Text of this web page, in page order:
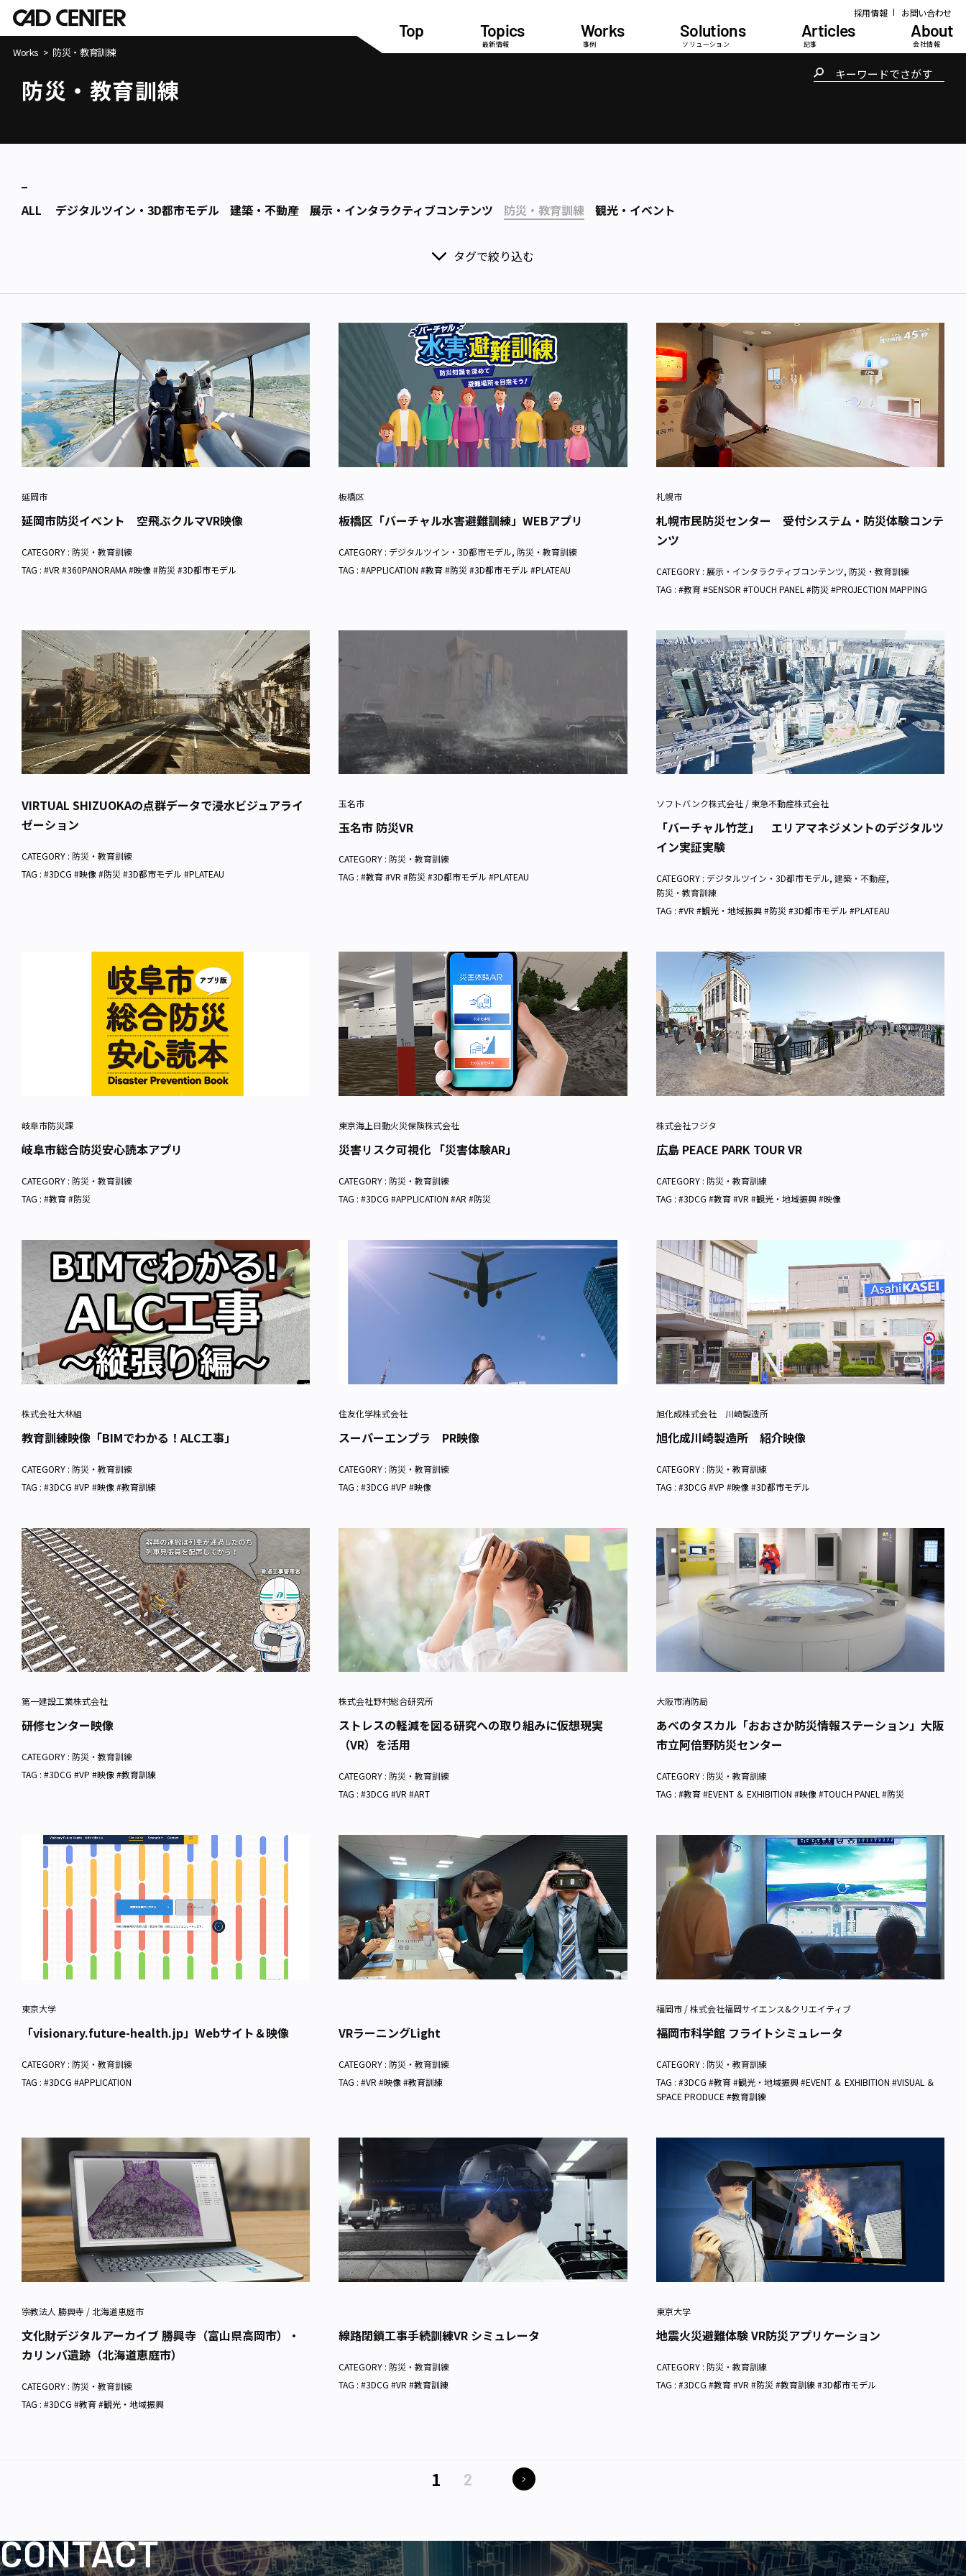
採用情報 お問い合わせ
Top Topics
最新情報
Works
事例
Solutions
ソリューション
Articles
記事
About
会社情報
Works 防災・教育訓練
防災・教育訓練
ALL デジタルツイン・3D都市モデル 建築・不動産 展示・インタラクティブコンテンツ 防災・教育訓練 観光・イベント
タグで絞り込む
延岡市
延岡市防災イベント 空飛ぶクルマVR映像
CATEGORY : 防災・教育訓練
TAG : #VR #360PANORAMA #映像 #防災 #3D都市モデル
板橋区
板橋区「バーチャル水害避難訓練」WEBアプリ
CATEGORY : デジタルツイン・3D都市モデル, 防災・教育訓練
TAG : #APPLICATION #教育 #防災 #3D都市モデル #PLATEAU
札幌市
札幌市民防災センター 受付システム・防災体験コンテ
ンツ
CATEGORY : 展示・インタラクティブコンテンツ, 防災・教育訓練
TAG : #教育 #SENSOR #TOUCH PANEL #防災 #PROJECTION MAPPING
VIRTUAL SHIZUOKAの点群データで浸水ビジュアライ
ゼーション
CATEGORY : 防災・教育訓練
TAG : #3DCG #映像 #防災 #3D都市モデル #PLATEAU
玉名市
玉名市 防災VR
CATEGORY : 防災・教育訓練
TAG : #教育 #VR #防災 #3D都市モデル #PLATEAU
ソフトバンク株式会社 / 東急不動産株式会社
「バーチャル竹芝」 エリアマネジメントのデジタルツ
イン実証実験
CATEGORY : デジタルツイン・3D都市モデル, 建築・不動産,
防災・教育訓練
TAG : #VR #観光・地域振興 #防災 #3D都市モデル #PLATEAU
岐阜市防災課
岐阜市総合防災安心読本アプリ
CATEGORY : 防災・教育訓練
TAG : #教育 #防災
東京海上日動火災保険株式会社
災害リスク可視化 「災害体験AR」
CATEGORY : 防災・教育訓練
TAG : #3DCG #APPLICATION #AR #防災
株式会社フジタ
広島 PEACE PARK TOUR VR
CATEGORY : 防災・教育訓練
TAG : #3DCG #教育 #VR #観光・地域振興 #映像
株式会社大林組
教育訓練映像「BIMでわかる！ALC工事」
CATEGORY : 防災・教育訓練
TAG : #3DCG #VP #映像 #教育訓練
住友化学株式会社
スーパーエンプラ PR映像
CATEGORY : 防災・教育訓練
TAG : #3DCG #VP #映像
旭化成株式会社 川崎製造所
旭化成川崎製造所 紹介映像
CATEGORY : 防災・教育訓練
TAG : #3DCG #VP #映像 #3D都市モデル
第一建設工業株式会社
研修センター映像
CATEGORY : 防災・教育訓練
TAG : #3DCG #VP #映像 #教育訓練
株式会社野村総合研究所
ストレスの軽減を図る研究への取り組みに仮想現実
（VR）を活用
CATEGORY : 防災・教育訓練
TAG : #3DCG #VR #ART
大阪市消防局
あべのタスカル「おおさか防災情報ステーション」大阪
市立阿倍野防災センター
CATEGORY : 防災・教育訓練
TAG : #教育 #EVENT ＆ EXHIBITION #映像 #TOUCH PANEL #防災
東京大学
「visionary.future-health.jp」Webサイト＆映像
CATEGORY : 防災・教育訓練
TAG : #3DCG #APPLICATION
VRラーニングLight
CATEGORY : 防災・教育訓練
TAG : #VR #映像 #教育訓練
福岡市 / 株式会社福岡サイエンス&クリエイティブ
福岡市科学館 フライトシミュレータ
CATEGORY : 防災・教育訓練
TAG : #3DCG #教育 #観光・地域振興 #EVENT ＆ EXHIBITION #VISUAL ＆
SPACE PRODUCE #教育訓練
宗教法人 勝興寺 / 北海道恵庭市
文化財デジタルアーカイブ 勝興寺（富山県高岡市）・
カリンバ遺跡（北海道恵庭市）
CATEGORY : 防災・教育訓練
TAG : #3DCG #教育 #観光・地域振興
線路閉鎖工事手続訓練VR シミュレータ
CATEGORY : 防災・教育訓練
TAG : #3DCG #VR #教育訓練
東京大学
地震火災避難体験 VR防災アプリケーション
CATEGORY : 防災・教育訓練
TAG : #3DCG #教育 #VR #防災 #教育訓練 #3D都市モデル
1 2
CONTACT